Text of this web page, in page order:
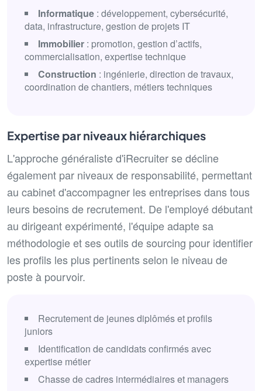
Informatique : développement, cybersécurité,
data, infrastructure, gestion de projets IT
Immobilier : promotion, gestion d’actifs,
commercialisation, expertise technique
Construction : ingénierie, direction de travaux,
coordination de chantiers, métiers techniques
Expertise par niveaux hiérarchiques
L'approche généraliste d'iRecruiter se décline
également par niveaux de responsabilité, permettant
au cabinet d'accompagner les entreprises dans tous
leurs besoins de recrutement. De l'employé débutant
au dirigeant expérimenté, l'équipe adapte sa
méthodologie et ses outils de sourcing pour identifier
les profils les plus pertinents selon le niveau de
poste à pourvoir.
Recrutement de jeunes diplômés et profils
juniors
Identification de candidats confirmés avec
expertise métier
Chasse de cadres intermédiaires et managers